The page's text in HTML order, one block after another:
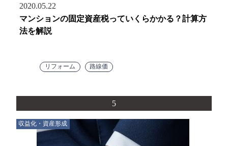
2020.05.22
マンションの固定資産税っていくらかかる？計算方
法を解説
リフォーム 路線価
5
収益化・資産形成